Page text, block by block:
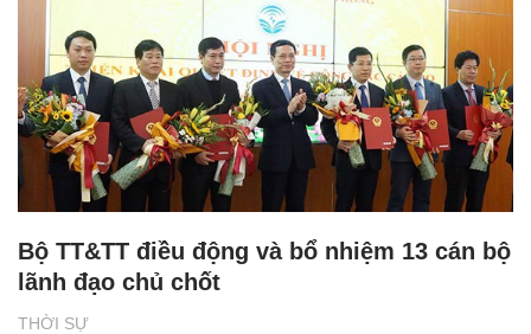
THỜI SỰ
Bộ TT&TT điều động và bổ nhiệm 13 cán bộ
lãnh đạo chủ chốt